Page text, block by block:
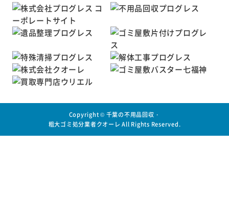
Copyright © 千葉の不用品回収・
粗大ゴミ処分業者クオーレ All Rights Reserved.